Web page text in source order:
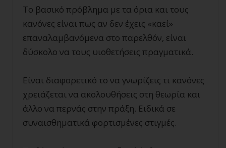
Το βασικό πρόβλημα με τα όρια και τους
κανόνες είναι πως αν δεν έχεις «καεί»
επαναλαμβανόμενα στο παρελθόν, είναι
δύσκολο να τους υιοθετήσεις πραγματικά.
Είναι διαφορετικό το να γνωρίζεις τι κανόνες
χρειάζεται να ακολουθήσεις στη θεωρία και
άλλο να περνάς στην πράξη. Ειδικά σε
συναισθηματικά φορτισμένες στιγμές.